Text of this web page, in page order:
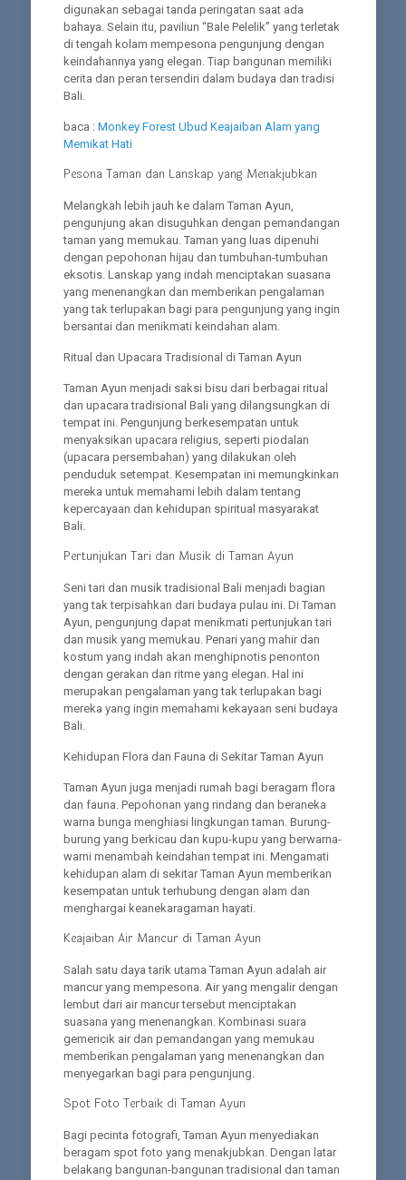
digunakan sebagai tanda peringatan saat ada
bahaya. Selain itu, paviliun “Bale Pelelik” yang terletak
di tengah kolam mempesona pengunjung dengan
keindahannya yang elegan. Tiap bangunan memiliki
cerita dan peran tersendiri dalam budaya dan tradisi
Bali.
baca : Monkey Forest Ubud Keajaiban Alam yang
Memikat Hati
Pesona Taman dan Lanskap yang Menakjubkan
Melangkah lebih jauh ke dalam Taman Ayun,
pengunjung akan disuguhkan dengan pemandangan
taman yang memukau. Taman yang luas dipenuhi
dengan pepohonan hijau dan tumbuhan-tumbuhan
eksotis. Lanskap yang indah menciptakan suasana
yang menenangkan dan memberikan pengalaman
yang tak terlupakan bagi para pengunjung yang ingin
bersantai dan menikmati keindahan alam.
Ritual dan Upacara Tradisional di Taman Ayun
Taman Ayun menjadi saksi bisu dari berbagai ritual
dan upacara tradisional Bali yang dilangsungkan di
tempat ini. Pengunjung berkesempatan untuk
menyaksikan upacara religius, seperti piodalan
(upacara persembahan) yang dilakukan oleh
penduduk setempat. Kesempatan ini memungkinkan
mereka untuk memahami lebih dalam tentang
kepercayaan dan kehidupan spiritual masyarakat
Bali.
Pertunjukan Tari dan Musik di Taman Ayun
Seni tari dan musik tradisional Bali menjadi bagian
yang tak terpisahkan dari budaya pulau ini. Di Taman
Ayun, pengunjung dapat menikmati pertunjukan tari
dan musik yang memukau. Penari yang mahir dan
kostum yang indah akan menghipnotis penonton
dengan gerakan dan ritme yang elegan. Hal ini
merupakan pengalaman yang tak terlupakan bagi
mereka yang ingin memahami kekayaan seni budaya
Bali.
Kehidupan Flora dan Fauna di Sekitar Taman Ayun
Taman Ayun juga menjadi rumah bagi beragam flora
dan fauna. Pepohonan yang rindang dan beraneka
warna bunga menghiasi lingkungan taman. Burung-
burung yang berkicau dan kupu-kupu yang berwarna-
warni menambah keindahan tempat ini. Mengamati
kehidupan alam di sekitar Taman Ayun memberikan
kesempatan untuk terhubung dengan alam dan
menghargai keanekaragaman hayati.
Keajaiban Air Mancur di Taman Ayun
Salah satu daya tarik utama Taman Ayun adalah air
mancur yang mempesona. Air yang mengalir dengan
lembut dari air mancur tersebut menciptakan
suasana yang menenangkan. Kombinasi suara
gemericik air dan pemandangan yang memukau
memberikan pengalaman yang menenangkan dan
menyegarkan bagi para pengunjung.
Spot Foto Terbaik di Taman Ayun
Bagi pecinta fotografi, Taman Ayun menyediakan
beragam spot foto yang menakjubkan. Dengan latar
belakang bangunan-bangunan tradisional dan taman